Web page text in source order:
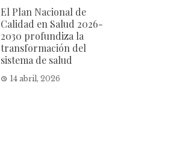
El Plan Nacional de
Calidad en Salud 2026-
2030 profundiza la
transformación del
sistema de salud
14 abril, 2026